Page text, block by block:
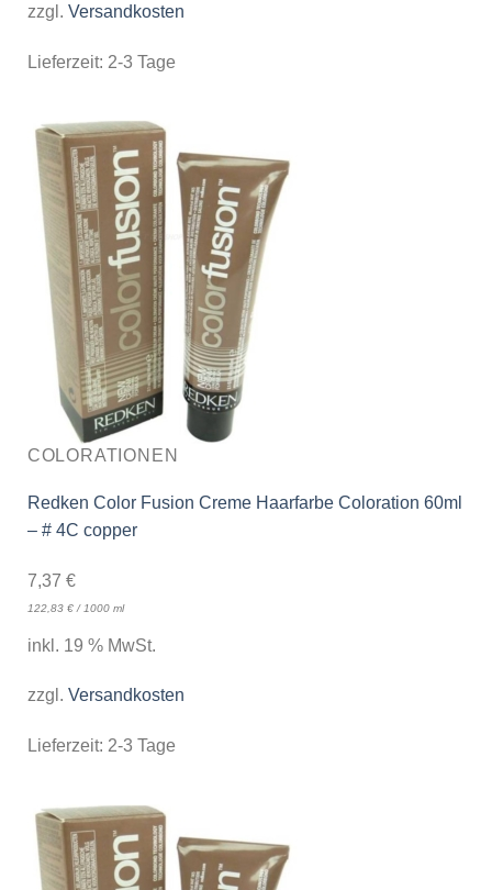
zzgl. Versandkosten
Lieferzeit: 2-3 Tage
COLORATIONEN
Redken Color Fusion Creme Haarfarbe Coloration 60ml
– # 4C copper
7,37 €
122,83 €/ 1000 ml
inkl. 19 % MwSt.
zzgl. Versandkosten
Lieferzeit: 2-3 Tage